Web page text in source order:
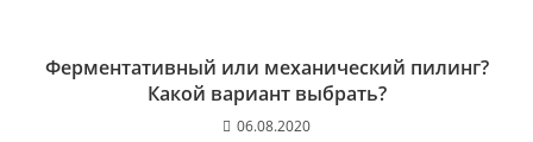
Ферментативный или механический пилинг?
Какой вариант выбрать?
06.08.2020